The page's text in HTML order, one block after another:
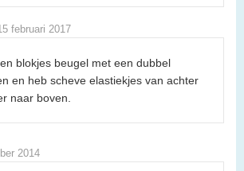
februari 2017
blokjes beugel met een dubbel
en heb scheve elastiekjes van achter
naar boven.
2014